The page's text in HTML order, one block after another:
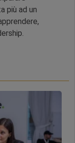
più ad un